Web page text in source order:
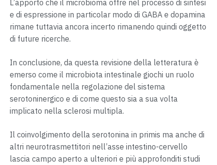
L’apporto che il microbioma offre nel processo di sintesi
e di espressione in particolar modo di GABA e dopamina
rimane tuttavia ancora incerto rimanendo quindi oggetto
di future ricerche.
In conclusione, da questa revisione della letteratura è
emerso come il microbiota intestinale giochi un ruolo
fondamentale nella regolazione del sistema
serotoninergico e di come questo sia a sua volta
implicato nella sclerosi multipla.
Il coinvolgimento della serotonina in primis ma anche di
altri neurotrasmettitori nell’asse intestino-cervello
lascia campo aperto a ulteriori e più approfonditi studi